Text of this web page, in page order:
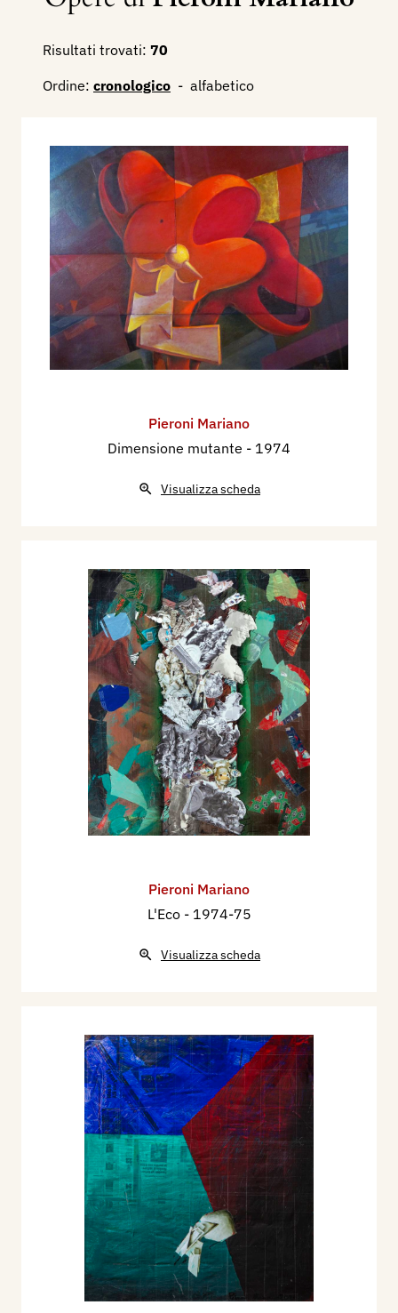
Risultati trovati: 70
Ordine: cronologico - alfabetico
Pieroni Mariano
Dimensione mutante - 1974
Visualizza scheda
Pieroni Mariano
L'Eco - 1974-75
Visualizza scheda